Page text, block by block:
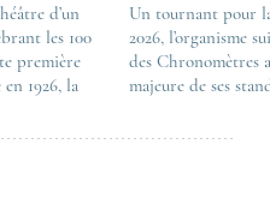
d’un
les 100
première
1926, la
et
The post
Les nouveautés
first appeared on
Lovetime
Un tournant pour
2026, l’organisme
des Chronomètres
majeure de ses
Chronometer”,